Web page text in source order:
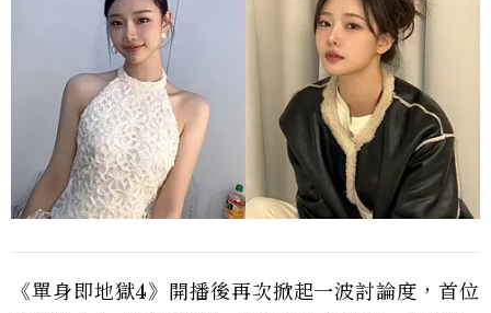
《單身即地獄4》開播後再次掀起一波討論度，首位